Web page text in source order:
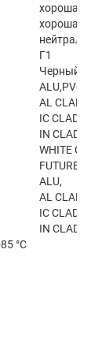
хорошая
хорошая
нейтральный
Г1
Черный
ALU,PVC,
AL CLAD,
IC CLAD,
IN CLAD,
WHITE CLAD,
FUTUREFLEX
ALU,
AL CLAD,
IC CLAD,
IN CLAD
°С